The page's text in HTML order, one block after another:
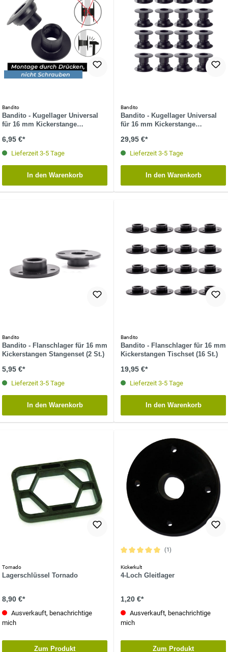
Bandito
Bandito - Kugellager Universal
für 16 mm Kickerstange
Stangenset (2 St.)
6,95 €*
Lieferzeit 3-5 Tage
In den Warenkorb
Bandito
Bandito - Kugellager Universal
für 16 mm Kickerstange
(16 St.)
29,95 €*
Lieferzeit 3-5 Tage
In den Warenkorb
Bandito
Bandito - Flanschlager für 16 mm
Kickerstangen Stangenset (2 St.)
5,95 €*
Lieferzeit 3-5 Tage
In den Warenkorb
Bandito
Bandito - Flanschlager für 16 mm
Kickerstangen Tischset (16 St.)
19,95 €*
Lieferzeit 3-5 Tage
In den Warenkorb
Tornado
Lagerschlüssel Tornado
8,90 €*
Ausverkauft, benachrichtige
mich
Zum Produkt
(1)
Kickerkult
4-Loch Gleitlager
1,20 €*
Ausverkauft, benachrichtige
mich
Zum Produkt